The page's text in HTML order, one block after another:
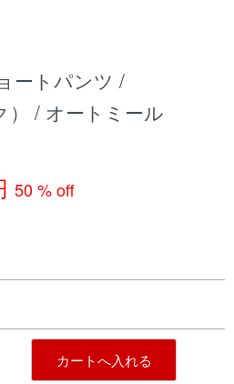
ートパンツ /
） / オートミール
50 % off
カートへ入れる